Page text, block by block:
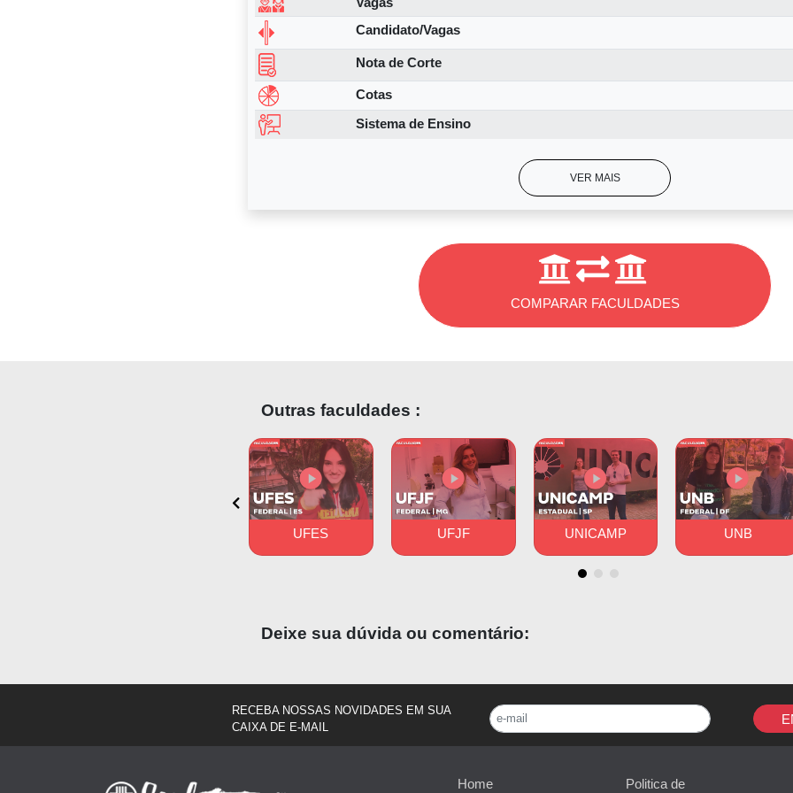
A UP tem dois projetos de extensão além dos tradicionais: o MEDcine,
cinema para sensibilizar os alunos para o futuro da profissão. Uma vez
filme é passado e os alunos discutem o tema após a exibição.
abordar crianças internadas de forma irreverente e divertida. Parecido
internato é feito nas Unidades Básicas de Secretária Municipal de
Hospitais da Cruz Vermelha, Hospital do Trabalhador, Hospital Pequeno
Hospital Erasto Gaertner e Hospital Nossa Senhora das Graças.
Candidato/Vagas
Nota de Corte
Cotas
Sistema de Ensino
VER MAIS
COMPARAR FACULDADES
Outras faculdades :
UFES UFJF UNICAMP UNB
Deixe sua dúvida ou comentário:
RECEBA NOSSAS NOVIDADES EM SUA
CAIXA DE E-MAIL
Home Politica de